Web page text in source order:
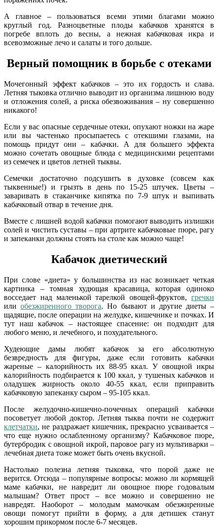
А главное – пользоваться всеми этими благами можно
круглый год. Разноцветные плоды кабачков хранятся в
погребе вплоть до весны, а нежная кабачковая икра и
всевозможные лечо и салаты и того дольше.
Верный помощник в борьбе с отеками
Мочегонный эффект кабачков – это их гордость и слава.
Летняя тыковка отлично выводит из организма лишнюю воду
и отложения солей, а риска обезвоживания – ну совершенно
никакого!
Если у вас опасные сердечные отеки, опухают ножки на жаре
или вы частенько просыпаетесь с отекшими глазами, на
помощь придут они – кабачки. А для большего эффекта
можно сочетать овощные блюда с медицинскими рецептами
из семечек и цветов летней тыквы.
Семечки достаточно подсушить в духовке (совсем как
тыквенные!) и грызть в день по 15-25 штучек. Цветы –
заваривать в стаканчике кипятка по 7-9 штук и выпивать
кабачковый отвар в течение дня.
Вместе с лишней водой кабачки помогают выводить излишки
солей и чистить суставы – при артрите кабачковые пюре, рагу
и запеканки должны стоять на столе как можно чаще!
Кабачок диетический
При слове «диета» у большинства из нас возникает четкая
картинка – томная худющая красавица, которая одиноко
восседает над маленькой тарелкой овощей-фруктов, гречки
илиобезжиренного творога. Но бывают и другие диеты –
щадящие, после операции на желудке, кишечнике и почках. И
тут наш кабачок – настоящее спасение: он подходит для
любого меню, и лечебного, и похудательного.
Худеющие дамы любят кабачок за его абсолютную
безвредность для фигуры, даже если готовить кабачки
жареные – калорийность их 88-95 ккал. У овощной икры
калорийность подбирается к 100 ккал, у тушеных кабачков и
оладушек жирность около 40-55 ккал, если приправить
кабачковую запеканку сыром – 95-105 ккал.
После желудочно-кишечно-почечных операций кабачки
посоветует любой доктор. Летняя тыква почти не содержит
клетчатки, не раздражает кишечник, прекрасно усваивается –
что еще нужно ослабленному организму? Кабачковое пюре,
бутербродик с овощной икрой, паровое рагу из мультиварки –
лечебная диета тоже может быть очень вкусной.
Настолько полезна летняя тыковка, что порой даже не
верится. Отсюда – популярные вопросы: можно ли кормящей
маме кабачки, не навредит ли овощное пюре годовалым
малышам? Ответ прост – все можно и совершенно не
навредят. Наоборот – молодым мамочкам обезжиренные
овощи помогут прийти в форму, а для детишек станут
хорошим прикормом после 6-7 месяцев.